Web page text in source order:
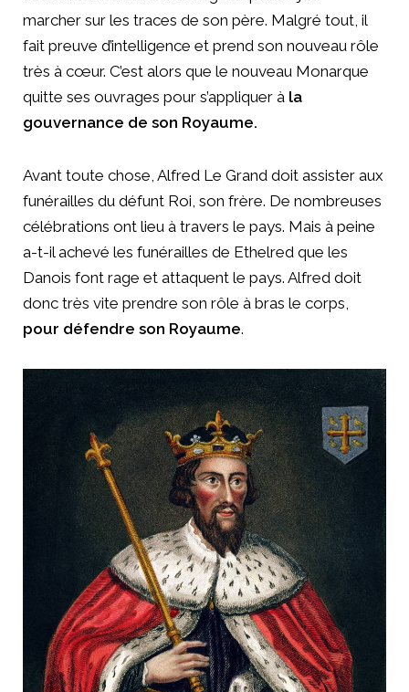
marcher sur les traces de son père. Malgré tout, il
fait preuve d’intelligence et prend son nouveau rôle
très à cœur. C’est alors que le nouveau Monarque
quitte ses ouvrages pour s’appliquer à la
gouvernance de son Royaume.
Avant toute chose, Alfred Le Grand doit assister aux
funérailles du défunt Roi, son frère. De nombreuses
célébrations ont lieu à travers le pays. Mais à peine
a-t-il achevé les funérailles de Ethelred que les
Danois font rage et attaquent le pays. Alfred doit
donc très vite prendre son rôle à bras le corps,
pour défendre son Royaume.